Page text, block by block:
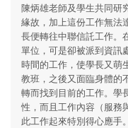
陳炳雄老師及學生共同研
緣故，加上這份工作無法
長便轉往中聯信託工作。
單位，可是卻被派到資訊
時間的工作，使學長又萌
教班，之後又面臨身體的
轉而找到目前的工作。學
性，而且工作內容（服務
此工作起來特別得心應手。